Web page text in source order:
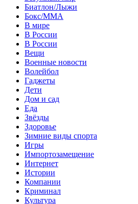
Биатлон/Лыжи
Бокс/MMA
В мире
В России
В России
Вещи
Военные новости
Волейбол
Гаджеты
Дети
Дом и сад
Еда
Звёзды
Здоровье
Зимние виды спорта
Игры
Импортозамещение
Интернет
Истории
Компании
Криминал
Культура